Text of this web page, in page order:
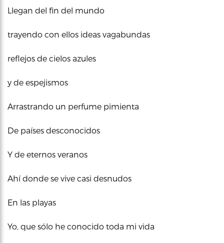
Llegan del fin del mundo
trayendo con ellos ideas vagabundas
reflejos de cielos azules
y de espejismos
Arrastrando un perfume pimienta
De países desconocidos
Y de eternos veranos
Ahí donde se vive casi desnudos
En las playas
Yo, que sólo he conocido toda mi vida